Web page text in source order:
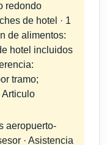
redondo
de hotel · 1
de alimentos:
hotel incluidos
tramo;
Articulo
aeropuerto-
· Asistencia